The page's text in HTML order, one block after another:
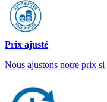
Prix ajusté
Nous ajustons notre prix